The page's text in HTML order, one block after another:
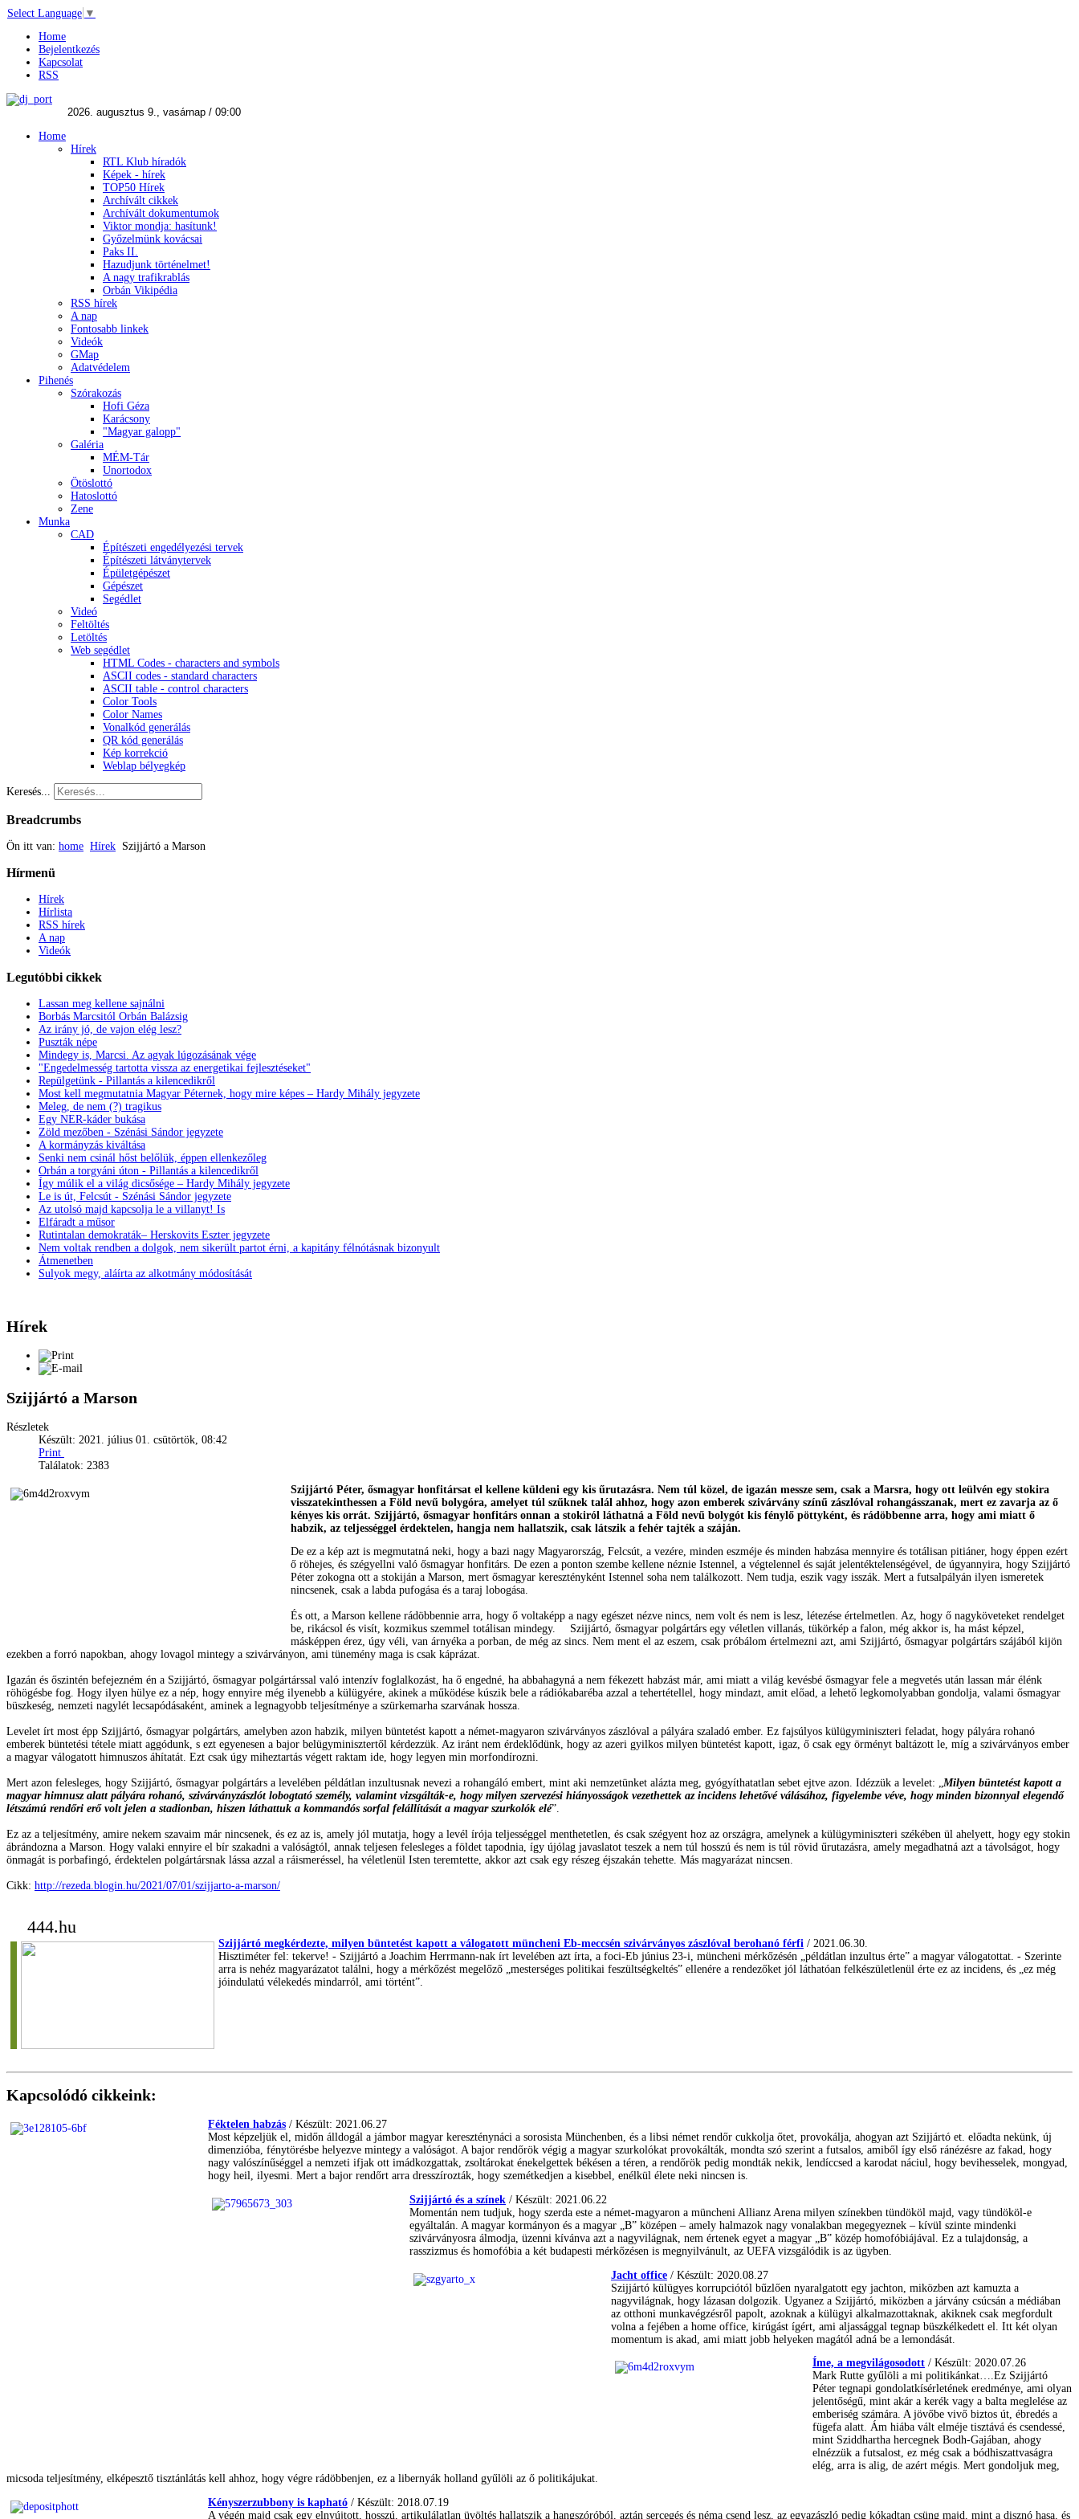
Select Language ▼
Home
Bejelentkezés
Kapcsolat
RSS
Home
Hírek
RTL Klub híradók
Képek - hírek
TOP50 Hírek
Archívált cikkek
Archívált dokumentumok
Viktor mondja: hasítunk!
Győzelmünk kovácsai
Paks II.
Hazudjunk történelmet!
A nagy trafikrablás
Orbán Vikipédia
RSS hírek
A nap
Fontosabb linkek
Videók
GMap
Adatvédelem
Pihenés
Szórakozás
Hofi Géza
Karácsony
"Magyar galopp"
Galéria
MÉM-Tár
Unortodox
Ötöslottó
Hatoslottó
Zene
Munka
CAD
Építészeti engedélyezési tervek
Építészeti látványtervek
Épületgépészet
Gépészet
Segédlet
Videó
Feltöltés
Letöltés
Web segédlet
HTML Codes - characters and symbols
ASCII codes - standard characters
ASCII table - control characters
Color Tools
Color Names
Vonalkód generálás
QR kód generálás
Kép korrekció
Weblap bélyegkép
Keresés...
Breadcrumbs
Ön itt van: home Hírek Szijjártó a Marson
Hírmenü
Hírek
Hírlista
RSS hírek
A nap
Videók
Legutóbbi cikkek
Lassan meg kellene sajnálni
Borbás Marcsitól Orbán Balázsig
Az irány jó, de vajon elég lesz?
Puszták népe
Mindegy is, Marcsi. Az agyak lúgozásának vége
"Engedelmesség tartotta vissza az energetikai fejlesztéseket"
Repülgetünk - Pillantás a kilencedikről
Most kell megmutatnia Magyar Péternek, hogy mire képes – Hardy Mihály jegyzete
Meleg, de nem (?) tragikus
Egy NER-káder bukása
Zöld mezőben - Szénási Sándor jegyzete
A kormányzás kiváltása
Senki nem csinál hőst belőlük, éppen ellenkezőleg
Orbán a torgyáni úton - Pillantás a kilencedikről
Így múlik el a világ dicsősége – Hardy Mihály jegyzete
Le is út, Felcsút - Szénási Sándor jegyzete
Az utolsó majd kapcsolja le a villanyt! Is
Elfáradt a műsor
Rutintalan demokraták– Herskovits Eszter jegyzete
Nem voltak rendben a dolgok, nem sikerült partot érni, a kapitány félnótásnak bizonyult
Átmenetben
Sulyok megy, aláírta az alkotmány módosítását
Hírek
Szijjártó a Marson
Részletek
Készült: 2021. július 01. csütörtök, 08:42
Print
Találatok: 2383
Szijjártó Péter, ősmagyar honfitársat el kellene küldeni egy kis űrutazásra. Nem túl közel, de igazán messze sem, csak a Marsra, hogy ott leülvén egy stokira
visszatekinthessen a Föld nevű bolygóra, amelyet túl szűknek talál ahhoz, hogy azon emberek szivárvány színű zászlóval rohangásszanak, mert ez zavarja az ő
kényes kis orrát. Szijjártó, ősmagyar honfitárs onnan a stokiról láthatná a Föld nevű bolygót kis fénylő pöttyként, és rádöbbenne arra, hogy ami miatt ő
habzik, az teljességgel érdektelen, hangja nem hallatszik, csak látszik a fehér tajték a száján.
De ez a kép azt is megmutatná neki, hogy a bazi nagy Magyarország, Felcsút, a vezére, minden eszméje és minden habzása mennyire és totálisan pitiáner, hogy éppen ezért
ő röhejes, és szégyellni való ősmagyar honfitárs. De ezen a ponton szembe kellene néznie Istennel, a végtelennel és saját jelentéktelenségével, de úgyannyira, hogy Szijjártó
Péter zokogna ott a stokiján a Marson, mert ősmagyar keresztényként Istennel soha nem találkozott. Nem tudja, eszik vagy isszák. Mert a futsalpályán ilyen ismeretek
nincsenek, csak a labda pufogása és a taraj lobogása.
És ott, a Marson kellene rádöbbennie arra, hogy ő voltaképp a nagy egészet nézve nincs, nem volt és nem is lesz, létezése értelmetlen. Az, hogy ő nagyköveteket rendelget
be, rikácsol és visít, kozmikus szemmel totálisan mindegy.
Szijjártó, ősmagyar polgártárs egy véletlen villanás, tükörkép a falon, még akkor is, ha mást képzel,
másképpen érez, úgy véli, van árnyéka a porban, de még az sincs. Nem ment el az eszem, csak próbálom értelmezni azt, ami Szijjártó, ősmagyar polgártárs szájából kijön
ezekben a forró napokban, ahogy lovagol mintegy a szivárványon, ami tünemény maga is csak káprázat.
Igazán és őszintén befejezném én a Szijjártó, ősmagyar polgártárssal való intenzív foglalkozást, ha ő engedné, ha abbahagyná a nem fékezett habzást már, ami miatt a világ kevésbé ősmagyar fele a megvetés után lassan már élénk
röhögésbe fog. Hogy ilyen hülye ez a nép, hogy ennyire még ilyenebb a külügyére, akinek a működése kúszik bele a rádiókabaréba azzal a tehertétellel, hogy mindazt, amit előad, a lehető legkomolyabban gondolja, valami ősmagyar
büszkeség, nemzeti nagylét lecsapódásaként, aminek a legnagyobb teljesítménye a szürkemarha szarvának hossza.
Levelet írt most épp Szijjártó, ősmagyar polgártárs, amelyben azon habzik, milyen büntetést kapott a német-magyaron szivárványos zászlóval a pályára szaladó ember. Ez fajsúlyos külügyminiszteri feladat, hogy pályára rohanó
emberek büntetési tétele miatt aggódunk, s ezt egyenesen a bajor belügyminisztertől kérdezzük. Az iránt nem érdeklődünk, hogy az azeri gyilkos milyen büntetést kapott, igaz, ő csak egy örményt baltázott le, míg a szivárványos ember
a magyar válogatott himnuszos áhítatát. Ezt csak úgy miheztartás végett raktam ide, hogy legyen min morfondírozni.
Mert azon felesleges, hogy Szijjártó, ősmagyar polgártárs a levelében példátlan inzultusnak nevezi a rohangáló embert, mint aki nemzetünket alázta meg, gyógyíthatatlan sebet ejtve azon. Idézzük a levelet: „Milyen büntetést kapott a
magyar himnusz alatt pályára rohanó, szivárványzászlót lobogtató személy, valamint vizsgálták-e, hogy milyen szervezési hiányosságok vezethettek az incidens lehetővé válásához, figyelembe véve, hogy minden bizonnyal elegendő
létszámú rendőri erő volt jelen a stadionban, hiszen láthattuk a kommandós sorfal felállítását a magyar szurkolók elé”.
Ez az a teljesítmény, amire nekem szavaim már nincsenek, és ez az is, amely jól mutatja, hogy a levél írója teljességgel menthetetlen, és csak szégyent hoz az országra, amelynek a külügyminiszteri székében ül ahelyett, hogy egy stokin
ábrándozna a Marson. Hogy valaki ennyire el bír szakadni a valóságtól, annak teljesen felesleges a földet tapodnia, így újólag javaslatot teszek a nem túl hosszú és nem is túl rövid űrutazásra, amely megadhatná azt a távolságot, hogy
önmagát is porbafingó, érdektelen polgártársnak lássa azzal a ráismeréssel, ha véletlenül Isten teremtette, akkor azt csak egy részeg éjszakán tehette. Más magyarázat nincsen.
Cikk: http://rezeda.blogin.hu/2021/07/01/szijjarto-a-marson/
444.hu
Szijjártó megkérdezte, milyen büntetést kapott a válogatott müncheni Eb-meccsén szivárványos zászlóval berohanó férfi / 2021.06.30.
Hisztiméter fel: tekerve! - Szijjártó a Joachim Herrmann-nak írt levelében azt írta, a foci-Eb június 23-i, müncheni mérkőzésén „példátlan inzultus érte” a magyar válogatottat. - Szerinte
arra is nehéz magyarázatot találni, hogy a mérkőzést megelőző „mesterséges politikai feszültségkeltés” ellenére a rendezőket jól láthatóan felkészületlenül érte ez az incidens, és „ez még
jóindulatú vélekedés mindarról, ami történt”.
Kapcsolódó cikkeink:
Féktelen habzás / Készült: 2021.06.27
Most képzeljük el, midőn álldogál a jámbor magyar kereszténynáci a sorosista Münchenben, és a libsi német rendőr cukkolja őtet, provokálja, ahogyan azt Szijjártó et. előadta nekünk, új
dimenzióba, fénytörésbe helyezve mintegy a valóságot. A bajor rendőrök végig a magyar szurkolókat provokálták, mondta szó szerint a futsalos, amiből így első ránézésre az fakad, hogy
nagy valószínűséggel a nemzeti ifjak ott imádkozgattak, zsoltárokat énekelgettek békésen a téren, a rendőrök pedig mondták nekik, lendíccsed a karodat náciul, hogy bevihesselek, mongyad,
hogy heil, ilyesmi. Mert a bajor rendőrt arra dresszírozták, hogy szemétkedjen a kisebbel, enélkül élete neki nincsen is.
Szijjártó és a színek / Készült: 2021.06.22
Momentán nem tudjuk, hogy szerda este a német-magyaron a müncheni Allianz Arena milyen színekben tündököl majd, vagy tündököl-e
egyáltalán. A magyar kormányon és a magyar „B” középen – amely halmazok nagy vonalakban megegyeznek – kívül szinte mindenki
szivárványosra álmodja, üzenni kívánva azt a nagyvilágnak, nem értenek egyet a magyar „B” közép homofóbiájával. Ez a tulajdonság, a
rasszizmus és homofóbia a két budapesti mérkőzésen is megnyilvánult, az UEFA vizsgálódik is az ügyben.
Jacht office / Készült: 2020.08.27
Szijjártó külügyes korrupciótól bűzlően nyaralgatott egy jachton, miközben azt kamuzta a
nagyvilágnak, hogy lázasan dolgozik. Ugyanez a Szijjártó, miközben a járvány csúcsán a médiában
az otthoni munkavégzésről papolt, azoknak a külügyi alkalmazottaknak, akiknek csak megfordult
volna a fejében a home office, kirúgást ígért, ami aljassággal tegnap büszkélkedett el. Itt két olyan
momentum is akad, ami miatt jobb helyeken magától adná be a lemondását.
Íme, a megvilágosodott / Készült: 2020.07.26
Mark Rutte gyűlöli a mi politikánkat….Ez Szijjártó
Péter tegnapi gondolatkísérletének eredménye, ami olyan
jelentőségű, mint akár a kerék vagy a balta meglelése az
emberiség számára. A jövőbe vivő biztos út, ébredés a
fügefa alatt. Ám hiába vált elméje tisztává és csendessé,
mint Sziddhartha hercegnek Bodh-Gajában, ahogy
elnézzük a futsalost, ez még csak a bódhiszattvaságra
elég, arra is alig, de azért mégis. Mert gondoljuk meg,
micsoda teljesítmény, elképesztő tisztánlátás kell ahhoz, hogy végre rádöbbenjen, ez a libernyák holland gyűlöli az ő politikájukat.
Kényszerzubbony is kapható / Készült: 2018.07.19
A végén majd csak egy elnyújtott, hosszú, artikulálatlan üvöltés hallatszik a hangszóróból, aztán sercegés és néma csend lesz, az egyazászló pedig kókadtan csüng majd, mint a disznó hasa, és